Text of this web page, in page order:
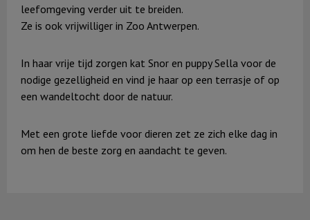
leefomgeving verder uit te breiden.
Ze is ook vrijwilliger in Zoo Antwerpen.
In haar vrije tijd zorgen kat Snor en puppy Sella voor de
nodige gezelligheid en vind je haar op een terrasje of op
een wandeltocht door de natuur.
Met een grote liefde voor dieren zet ze zich elke dag in
om hen de beste zorg en aandacht te geven.